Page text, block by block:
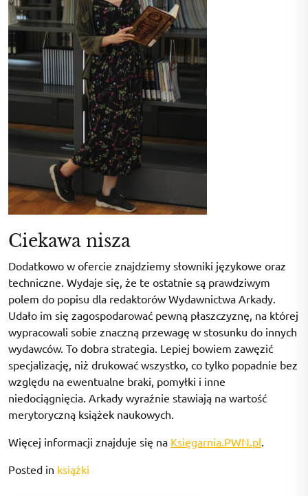
Ciekawa nisza
Dodatkowo w ofercie znajdziemy słowniki językowe oraz
techniczne. Wydaje się, że te ostatnie są prawdziwym
polem do popisu dla redaktorów Wydawnictwa Arkady.
Udało im się zagospodarować pewną płaszczyznę, na której
wypracowali sobie znaczną przewagę w stosunku do innych
wydawców. To dobra strategia. Lepiej bowiem zawęzić
specjalizację, niż drukować wszystko, co tylko popadnie bez
względu na ewentualne braki, pomyłki i inne
niedociągnięcia. Arkady wyraźnie stawiają na wartość
merytoryczną książek naukowych.
Więcej informacji znajduje się na Księgarnia.PWN.pl.
Posted in książki